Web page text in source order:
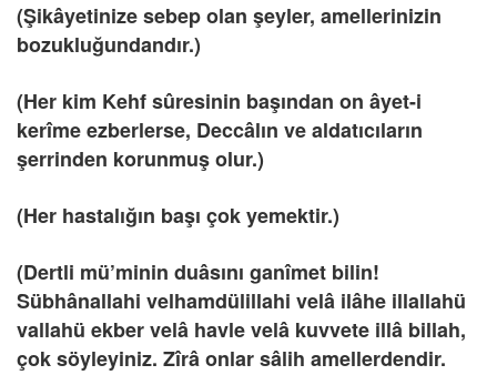
(Şikâyetinize sebep olan şeyler, amellerinizin
bozukluğundandır.)
(Her kim Kehf sûresinin başından on âyet-i
kerîme ezberlerse, Deccâlın ve aldatıcıların
şerrinden korunmuş olur.)
(Her hastalığın başı çok yemektir.)
(Dertli mü’minin duâsını ganîmet bilin!
Sübhânallahi velhamdülillahi velâ ilâhe illallahü
vallahü ekber velâ havle velâ kuvvete illâ billah,
çok söyleyiniz. Zîrâ onlar sâlih amellerdendir.